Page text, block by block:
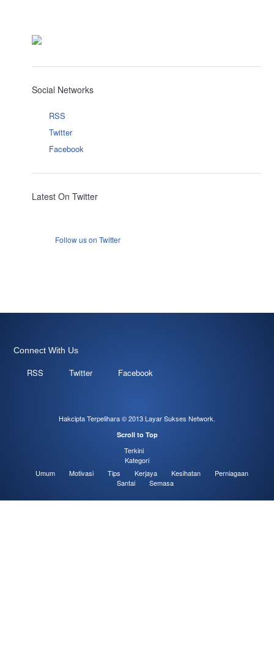
Social Networks
RSS
Twitter
Facebook
Latest On Twitter
Follow us on Twitter
Connect With Us
RSS Twitter Facebook
Hakcipta Terpelihara © 2013Layar Sukses Network.
Scroll to Top
Terkini
Kategori
Umum
Motivasi Tips Kerjaya Kesihatan
Perniagaan
Santai
Semasa